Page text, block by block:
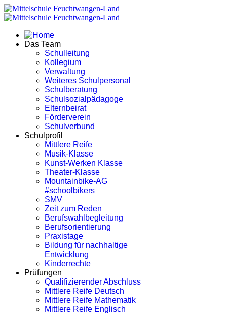
Das Team
Schulleitung
Kollegium
Verwaltung
Weiteres Schulpersonal
Schulberatung
Schulsozialpädagoge
Elternbeirat
Förderverein
Schulverbund
Schulprofil
Mittlere Reife
Musik-Klasse
Kunst-Werken Klasse
Theater-Klasse
Mountainbike-AG
#schoolbikers
SMV
Zeit zum Reden
Berufswahlbegleitung
Berufsorientierung
Praxistage
Bildung für nachhaltige
Entwicklung
Kinderrechte
Prüfungen
Qualifizierender Abschluss
Mittlere Reife Deutsch
Mittlere Reife Mathematik
Mittlere Reife Englisch